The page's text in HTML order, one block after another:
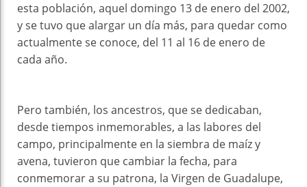
esta población, aquel domingo 13 de enero del 2002,
y se tuvo que alargar un día más, para quedar como
actualmente se conoce, del 11 al 16 de enero de
cada año.
Pero también, los ancestros, que se dedicaban,
desde tiempos inmemorables, a las labores del
campo, principalmente en la siembra de maíz y
avena, tuvieron que cambiar la fecha, para
conmemorar a su patrona, la Virgen de Guadalupe,